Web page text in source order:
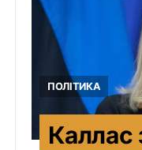
ПОЛІТИКА
Каллас